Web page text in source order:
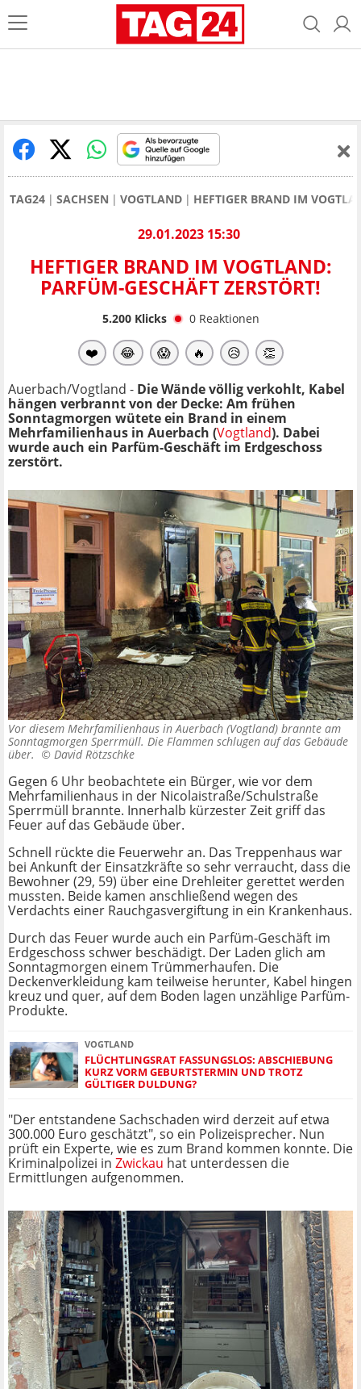
TAG24 SACHSEN VOGTLAND HEFTIGER BRAND IM
29.01.2023 15:30
HEFTIGER BRAND IM VOGTLAND:
PARFÜM-GESCHÄFT ZERSTÖRT!
5.200Klicks 0 Reaktionen
❤️ 😂 😱 🔥 😥 👏
Auerbach/Vogtland - Die Wände völlig verkohlt, Kabel
hängen verbrannt von der Decke: Am frühen
Sonntagmorgen wütete ein Brand in einem
Mehrfamilienhaus in Auerbach (Vogtland). Dabei
wurde auch ein Parfüm-Geschäft im Erdgeschoss
zerstört.
Vor diesem Mehrfamilienhaus in Auerbach (Vogtland) brannte am
Sonntagmorgen Sperrmüll. Die Flammen schlugen auf das Gebäude
über. © David Rötzschke
Gegen 6 Uhr beobachtete ein Bürger, wie vor dem
Mehrfamilienhaus in der Nicolaistraße/Schulstraße
Sperrmüll brannte. Innerhalb kürzester Zeit griff das
Feuer auf das Gebäude über.
Schnell rückte die Feuerwehr an. Das Treppenhaus war
bei Ankunft der Einsatzkräfte so sehr verraucht, dass die
Bewohner (29, 59) über eine Drehleiter gerettet werden
mussten. Beide kamen anschließend wegen des
Verdachts einer Rauchgasvergiftung in ein Krankenhaus.
Durch das Feuer wurde auch ein Parfüm-Geschäft im
Erdgeschoss schwer beschädigt. Der Laden glich am
Sonntagmorgen einem Trümmerhaufen. Die
Deckenverkleidung kam teilweise herunter, Kabel hingen
kreuz und quer, auf dem Boden lagen unzählige Parfüm-
Produkte.
VOGTLAND
FLÜCHTLINGSRAT FASSUNGSLOS: ABSCHIEBUNG
KURZ VORM GEBURTSTERMIN UND TROTZ
GÜLTIGER DULDUNG?
"Der entstandene Sachschaden wird derzeit auf etwa
300.000 Euro geschätzt", so ein Polizeisprecher. Nun
prüft ein Experte, wie es zum Brand kommen konnte. Die
Kriminalpolizei in Zwickau hat unterdessen die
Ermittlungen aufgenommen.